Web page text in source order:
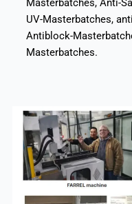
Masterbatches, Anti-
UV-Masterbatches,
Antiblock-
Masterbatches.